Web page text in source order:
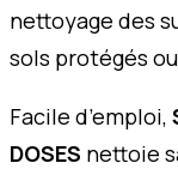
nettoyage des
sols protégés
Facile d’emploi,
DOSES nettoie